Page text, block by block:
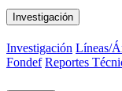
Investigación
Investigación Líneas/
Fondef Reportes